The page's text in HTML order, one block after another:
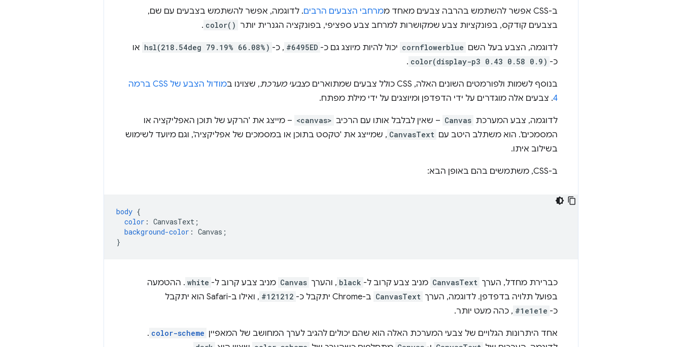
ב-CSS אפשר להשתמש בהרבה צבעים מאחד מ מרחבי הצבעים הרבים. לדוגמה, אפשר להשתמש בצבעים עם שם,
בצבעים קודקס, בפונקציות צבע שמקושרות למרחב צבע ספציפי, בפונקציה הגנרית יותר color()
.
לדוגמה, הצבע בעל השם cornflowerblue יכול להיות מיוצג גם כ- #6495ED , כ- hsl(218.54deg 79.19% 66.08%) או
כ- color(display-p3 0.43 0.58 0.9)
.
בנוסף לשמות ולפורמטים השונים האלה, CSS כולל צבעים שמתוארים כ צבעי מערכת, שצוינו ב
מודול הצבע של CSS ברמה
4. צבעים אלה מוגדרים על ידי הדפדפן ומיוצגים על ידי מילת מפתח.
לדוגמה, צבע המערכת Canvas – שאין לבלבל אותו עם הרכיב <canvas> – מייצג את 'הרקע של תוכן האפליקציה או
המסמכים'. הוא משתלב היטב עם CanvasText , שמייצג את 'טקסט בתוכן או במסמכים של אפליקציה', וגם מיועד לשימוש
בשילוב איתו.
ב-CSS, משתמשים בהם באופן הבא:
body {
color : CanvasText ;
background-color : Canvas ;
}
כברירת מחדל, הערך CanvasText מניב צבע קרוב ל- black , והערך Canvas מניב צבע קרוב ל- white . ההטמעה
בפועל תלויה בדפדפן. לדוגמה, הערך CanvasText ב-Chrome יתקבל כ- #121212
, ואילו ב-Safari הוא יתקבל
כ- #1e1e1e , כהה מעט יותר.
אחד היתרונות הגלויים של צבעי המערכת האלה הוא שהם יכולים להגיב לערך המחושב של המאפיין color-scheme
.